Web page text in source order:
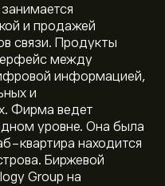
и продажей
связи. Продукты
между
информацией,
и
Фирма ведет
уровне. Она была
квартира находится
Биржевой
Group на